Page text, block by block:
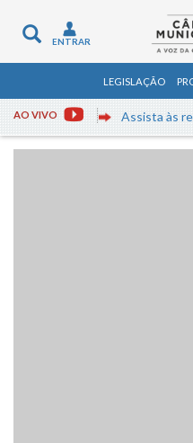
Toggle
navigation
ENTRAR
LEGISLAÇÃO
AO VIVO Assista às